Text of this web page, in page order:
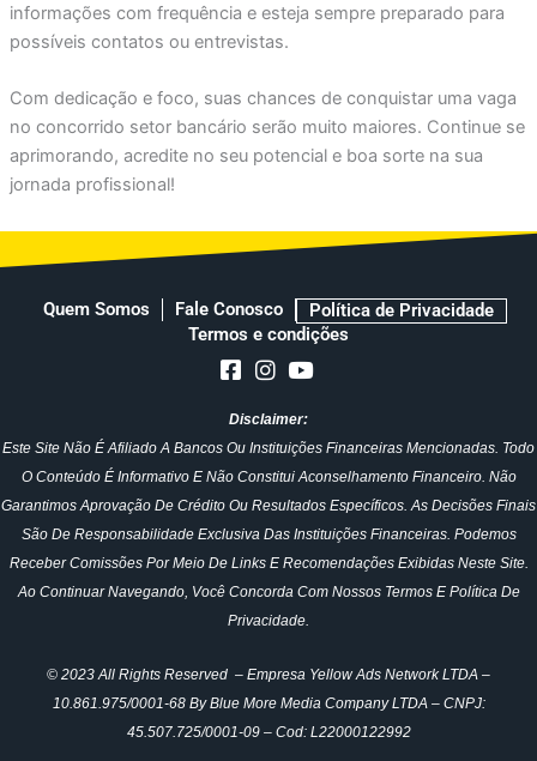
informações com frequência e esteja sempre preparado para
possíveis contatos ou entrevistas.
Com dedicação e foco, suas chances de conquistar uma vaga
no concorrido setor bancário serão muito maiores. Continue se
aprimorando, acredite no seu potencial e boa sorte na sua
jornada profissional!
Quem Somos Fale Conosco
Política de Privacidade
Termos e condições
Disclaimer:
Este Site Não É Afiliado A Bancos Ou Instituições Financeiras Mencionadas. Todo
O Conteúdo É Informativo E Não Constitui Aconselhamento Financeiro. Não
Garantimos Aprovação De Crédito Ou Resultados Específicos. As Decisões Finais
São De Responsabilidade Exclusiva Das Instituições Financeiras. Podemos
Receber Comissões Por Meio De Links E Recomendações Exibidas Neste Site.
Ao Continuar Navegando, Você Concorda Com Nossos Termos E Política De
Privacidade.
© 2023 All Rights Reserved – Empresa Yellow Ads Network LTDA –
10.861.975/0001-68 By Blue More Media Company LTDA – CNPJ:
45.507.725/0001-09 – Cod: L22000122992